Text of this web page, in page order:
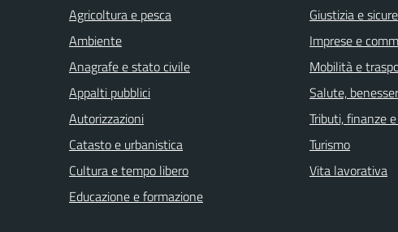
Agricoltura e pesca
Ambiente
Anagrafe e stato civile
Appalti pubblici
Autorizzazioni
Catasto e urbanistica
Cultura e tempo libero
Educazione e formazione
Giustizia e
Imprese e
Mobilità e
Salute,
Tributi, finanze
Turismo
Vita lavorativa